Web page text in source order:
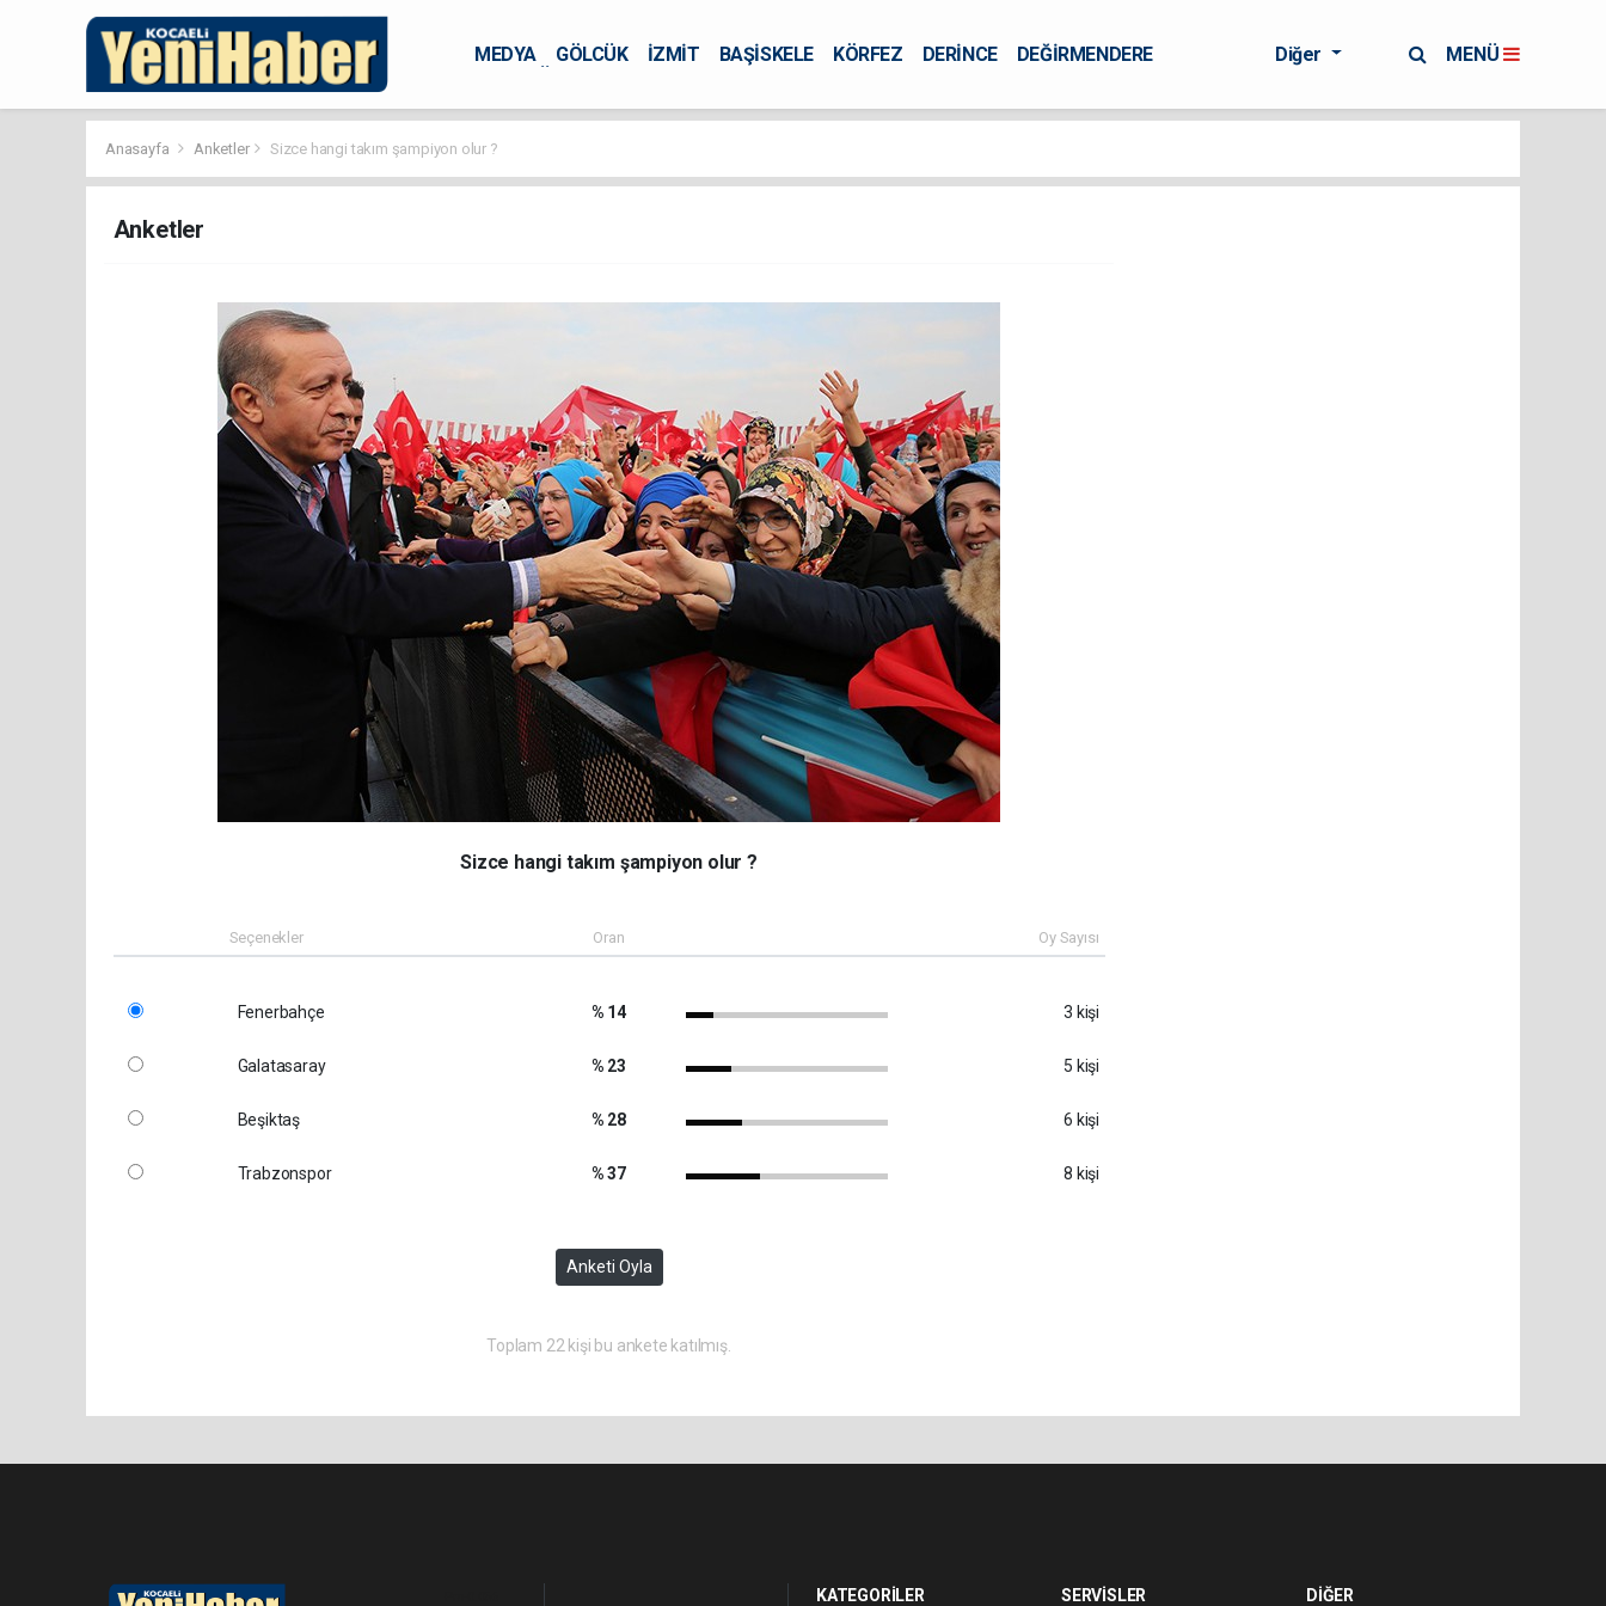
MEDYA GÖLCÜK İZMİT BAŞİSKELE KÖRFEZ DERİNCE
DEĞİRMENDERE
Diğer MENÜ
Anasayfa Anketler Sizce hangi takım şampiyon olur ?
Anketler
Sizce hangi takım şampiyon olur ?
Seçenekler Oran Oy Sayısı
Fenerbahçe % 14 3 kişi
Galatasaray % 23 5 kişi
Beşiktaş % 28 6 kişi
Trabzonspor % 37 8 kişi
Anketi Oyla
Toplam 22 kişi bu ankete katılmış.
KATEGORİLER SERVİSLER DİĞER